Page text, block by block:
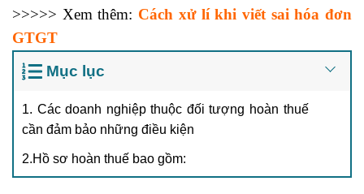
>>>>> Xem thêm: Cách xử lí khi viết sai hóa đơn
GTGT
Mục lục
1. Các doanh nghiệp thuộc đối tượng hoàn thuế
cần đảm bảo những điều kiện
2.Hồ sơ hoàn thuế bao gồm: